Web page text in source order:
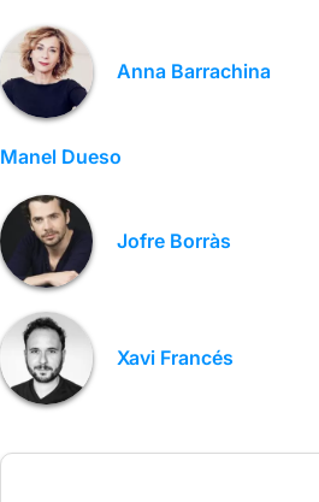
Anna Barrachina
Manel Dueso
Jofre Borràs
Xavi Francés